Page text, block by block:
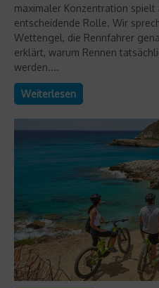
maximaler Konzentration
entscheidende Rolle. Wir
Wettengel, die Rennfahrer
erklärt, warum Rennen
werden....
Weiterlesen